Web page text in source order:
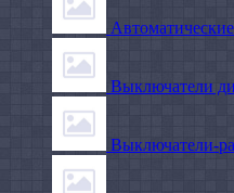
Выключатели
Выключатели-